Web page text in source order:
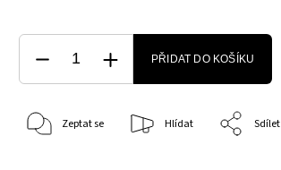
PŘIDAT DO KOŠÍKU
Zeptat se Hlídat Sdílet